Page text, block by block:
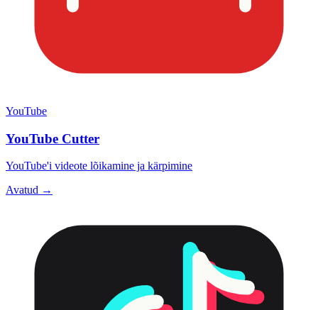
YouTube
YouTube Cutter
YouTube'i videote lõikamine ja kärpimine
Avatud →